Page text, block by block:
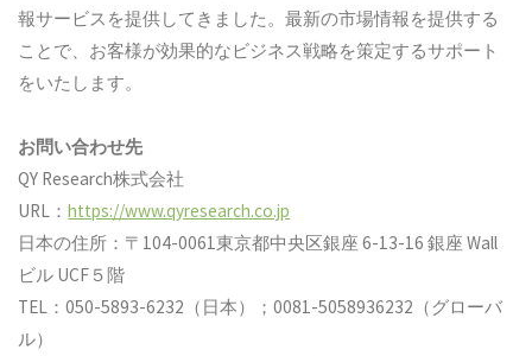
報サービスを提供してきました。最新の市場情報を提供する
ことで、お客様が効果的なビジネス戦略を策定するサポート
をいたします。
お問い合わせ先
QY Research株式会社
URL：https://www.qyresearch.co.jp
日本の住所：〒104-0061東京都中央区銀座 6-13-16 銀座 Wall
ビル UCF５階
TEL：050-5893-6232（日本）；0081-5058936232（グローバ
ル）